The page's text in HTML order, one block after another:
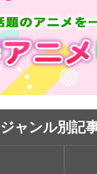
ジャンル別記